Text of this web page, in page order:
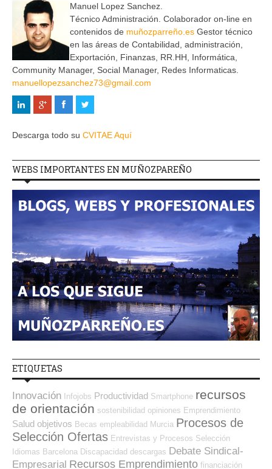
Manuel Lopez Sanchez.
Técnico Administración. Colaborador on-line en
contenidos de muñozparreño.es Gestor técnico
en las áreas de Contabilidad, administración,
Exportación, Finanzas, RR.HH, Informática,
Community Manager, Social Manager, Redes Informaticas.
manuellopezsanchez73@gmail.com
Descarga todo su CVITAE Aquí
WEBS IMPORTANTES EN MUÑOZPAREÑO
ETIQUETAS
Innovación Infojobs Productividad Smartphone recursos
de orientación sostenibilidad opiniones Emprendimiento
Salud objetivos Becas empleabilidad Murcia Procesos de
Selección Ofertas Entrevistas y Procesos Selección
Idiomas Barcelona Discapacidad descargas Debate Sindical-
Empresarial Recursos Emprendimiento financiación